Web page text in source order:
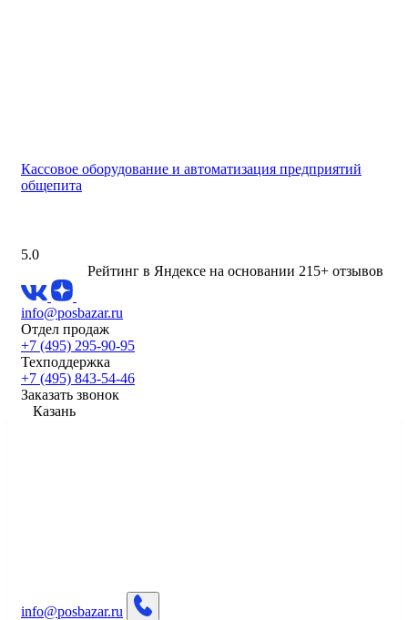
Кассовое оборудование и автоматизация предприятий
общепита
5.0
Рейтинг в Яндексе на основании 215+ отзывов
info@posbazar.ru
Отдел продаж
+7 (495) 295-90-95
Техподдержка
+7 (495) 843-54-46
Заказать звонок
Казань
info@posbazar.ru